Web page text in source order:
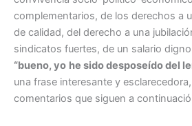
complementarios, de los derechos a
de calidad, del derecho a una
sindicatos fuertes, de un salario
“bueno, yo he sido desposeído del
una frase interesante y
comentarios que siguen a